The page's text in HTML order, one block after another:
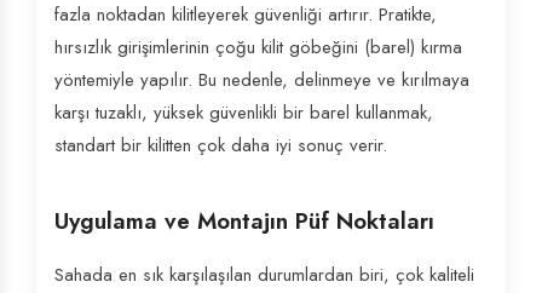
fazla noktadan kilitleyerek güvenliği artırır. Pratikte,
hırsızlık girişimlerinin çoğu kilit göbeğini (barel) kırma
yöntemiyle yapılır. Bu nedenle, delinmeye ve kırılmaya
karşı tuzaklı, yüksek güvenlikli bir barel kullanmak,
standart bir kilitten çok daha iyi sonuç verir.
Uygulama ve Montajın Püf Noktaları
Sahada en sık karşılaşılan durumlardan biri, çok kaliteli